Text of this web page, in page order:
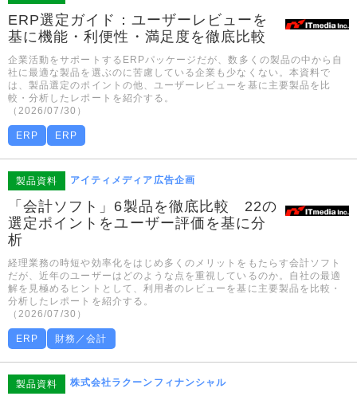
ERP選定ガイド：ユーザーレビューを
基に機能・利便性・満足度を徹底比較
企業活動をサポートするERPパッケージだが、数多くの製品の中から自
社に最適な製品を選ぶのに苦慮している企業も少なくない。本資料で
は、製品選定のポイントの他、ユーザーレビューを基に主要製品を比
較・分析したレポートを紹介する。
（2026/07/30）
ERP ERP
製品資料 アイティメディア広告企画
「会計ソフト」6製品を徹底比較 22の
選定ポイントをユーザー評価を基に分
析
経理業務の時短や効率化をはじめ多くのメリットをもたらす会計ソフト
だが、近年のユーザーはどのような点を重視しているのか。自社の最適
解を見極めるヒントとして、利用者のレビューを基に主要製品を比較・
分析したレポートを紹介する。
（2026/07/30）
ERP 財務／会計
製品資料 株式会社ラクーンフィナンシャル